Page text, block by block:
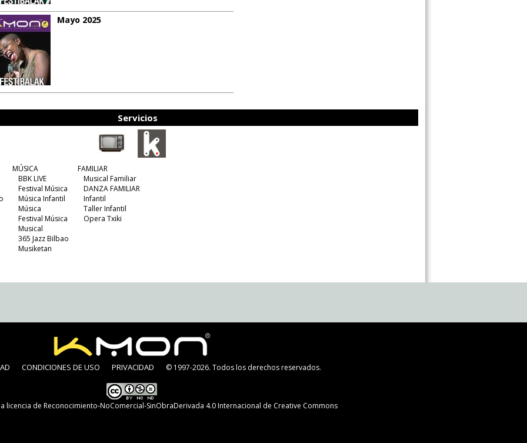
Mayo 2025
Servicios
MÚSICA
BBK LIVE
Festival Música
Música Infantil
Música
Festival Música
Musical
365 Jazz Bilbao
Musiketan
FAMILIAR
Musical Familiar
DANZA FAMILIAR
Infantil
Taller Infantil
Opera Txiki
CONDICIONES DE USO PRIVACIDAD © 1997-2026. Todos los derechos reservados.
licencia de Reconocimiento-NoComercial-SinObraDerivada 4.0 Internacional de Creative Commons